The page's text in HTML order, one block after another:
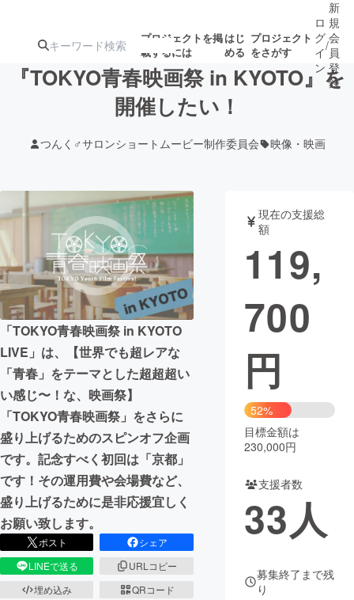
プロジェクトを掲
載するには
はじ
める
プロジェクト
をさがす
ジェクト
ターン
ジェクト
募集終了が近いプ
ロジェクト
もうすぐ公開
されます
アート・写真 音楽
テクノロジー・ガジェット ゲーム・サ
映像・映画
ビジネス・起業
まちづくり・地域活性化
CAMPFIRE for Social Good
CAMPFIRE Creation
CAMPFIREふるさと納税
コミュニティ
ロ
グ
イ
ン
/
新
規
会
員
登
録
『TOKYO青春映画祭 in KYOTO』を
開催したい！
つんく♂サロンショートムービー制作委員会 映像・映画
「TOKYO青春映画祭 in KYOTO
LIVE」は、【世界でも超レアな
「青春」をテーマとした超超超い
い感じ〜！な、映画祭】
「TOKYO青春映画祭」をさらに
盛り上げるためのスピンオフ企画
です。記念すべく初回は「京都」
です！その運用費や会場費など、
盛り上げるために是非応援宜しく
お願い致します。
ポスト
シェア
LINEで送る
URLコピー
埋め込み
QRコード
現在の支援総
額
119,
700
円
52%
目標金額は
230,000円
支援者数
33人
募集終了まで残
り